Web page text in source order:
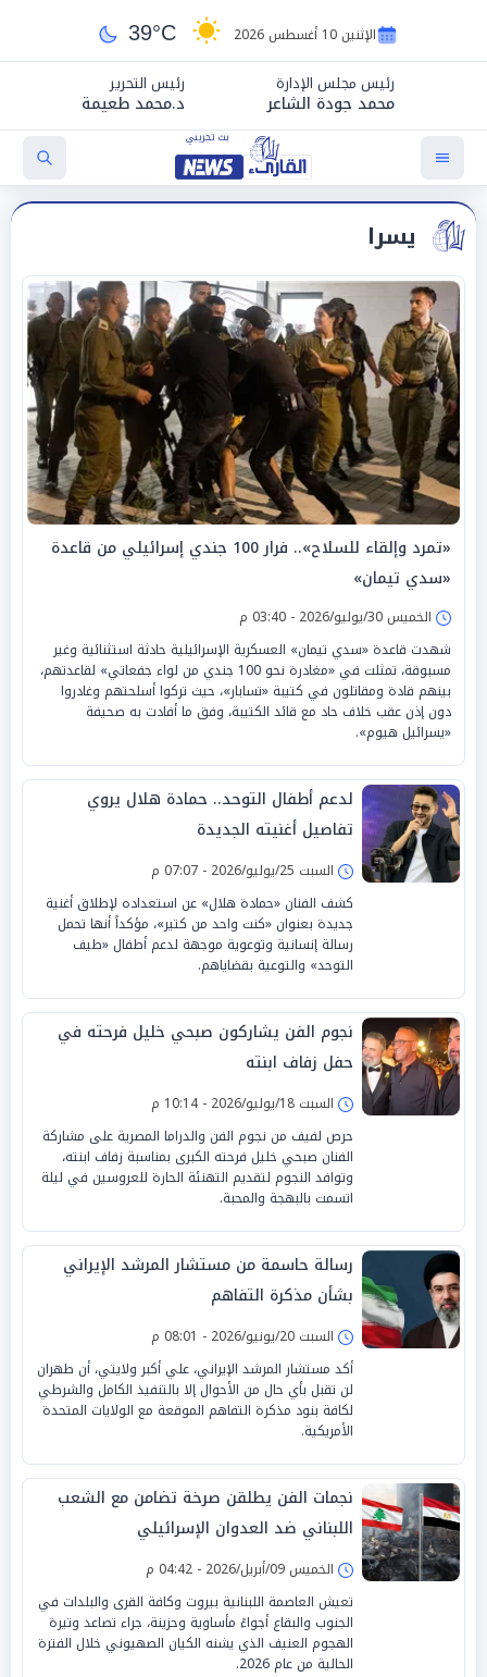
الإثنين 10 أغسطس 2026 39°C
رئيس مجلس الإدارة
محمد جودة الشاعر
رئيس التحرير
د.محمد طعيمة
يسرا
«تمرد وإلقاء للسلاح».. فرار 100 جندي إسرائيلي من قاعدة
«سدي تيمان»
الخميس 30/يوليو/2026 - 03:40 م
شهدت قاعدة «سدي تيمان» العسكرية الإسرائيلية حادثة استثنائية وغير
مسبوقة، تمثلت في «مغادرة نحو 100 جندي من لواء جفعاتي» لقاعدتهم،
بينهم قادة ومقاتلون في كتيبة «تسابار»، حيث تركوا أسلحتهم وغادروا
دون إذن عقب خلاف حاد مع قائد الكتيبة، وفق ما أفادت به صحيفة
«يسرائيل هيوم».
لدعم أطفال التوحد.. حمادة هلال يروي
تفاصيل أغنيته الجديدة
السبت 25/يوليو/2026 - 07:07 م
كشف الفنان «حمادة هلال» عن استعداده لإطلاق أغنية
جديدة بعنوان «كنت واحد من كتير»، مؤكداً أنها تحمل
رسالة إنسانية وتوعوية موجهة لدعم أطفال «طيف
التوحد» والتوعية بقضاياهم.
نجوم الفن يشاركون صبحي خليل فرحته في
حفل زفاف ابنته
السبت 18/يوليو/2026 - 10:14 م
حرص لفيف من نجوم الفن والدراما المصرية على مشاركة
الفنان صبحي خليل فرحته الكبرى بمناسبة زفاف ابنته،
وتوافد النجوم لتقديم التهنئة الحارة للعروسين في ليلة
اتسمت بالبهجة والمحبة.
رسالة حاسمة من مستشار المرشد الإيراني
بشأن مذكرة التفاهم
السبت 20/يونيو/2026 - 08:01 م
أكد مستشار المرشد الإيراني، علي أكبر ولايتي، أن طهران
لن تقبل بأي حال من الأحوال إلا بالتنفيذ الكامل والشرطي
لكافة بنود مذكرة التفاهم الموقعة مع الولايات المتحدة
الأمريكية.
نجمات الفن يطلقن صرخة تضامن مع الشعب
اللبناني ضد العدوان الإسرائيلي
الخميس 09/أبريل/2026 - 04:42 م
تعيش العاصمة اللبنانية بيروت وكافة القرى والبلدات في
الجنوب والبقاع أجواءً مأساوية وحزينة، جراء تصاعد وتيرة
الهجوم العنيف الذي يشنه الكيان الصهيوني خلال الفترة
الحالية من عام 2026.